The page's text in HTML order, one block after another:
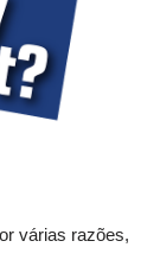
várias razões,